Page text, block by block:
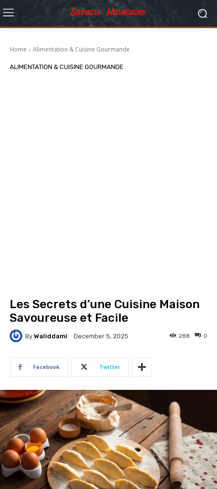
Home Alimentation & Cuisine Gourmande
ALIMENTATION & CUISINE GOURMANDE
Les Secrets d’une Cuisine Maison
Savoureuse et Facile
By Waliddami December 5, 2025 0
288
Facebook Twitter